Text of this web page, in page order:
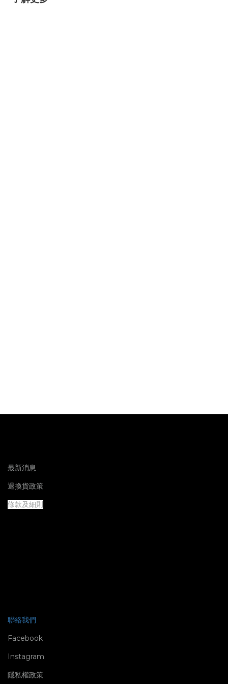
最新消息
退換貨政策
條款及細則
聯絡我們
Facebook
Instagram
隱私權政策